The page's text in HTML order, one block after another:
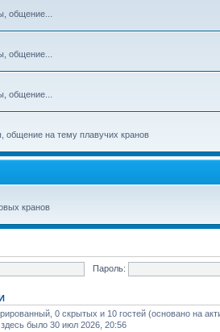
общение...
общение...
общение...
общение на тему плавучих кранов
кранов
Пароль:
0 скрытых и 10 гостей (основано на
было 30 июл 2026, 20:56